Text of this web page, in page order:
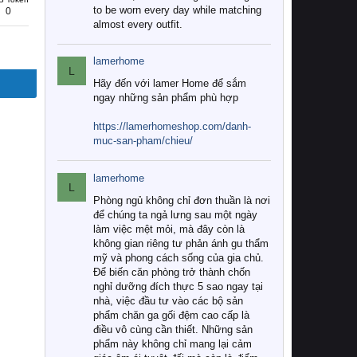
0
to be worn every day while matching
almost every outfit.
L
lamerhome
Hãy đến với lamer Home để sắm
ngay những sản phẩm phù hợp
https://lamerhomeshop.com/danh-
muc-san-pham/chieu/
L
lamerhome
Phòng ngủ không chỉ đơn thuần là nơi
để chúng ta ngả lưng sau một ngày
làm việc mệt mỏi, mà đây còn là
không gian riêng tư phản ánh gu thẩm
mỹ và phong cách sống của gia chủ.
Để biến căn phòng trở thành chốn
nghỉ dưỡng đích thực 5 sao ngay tại
nhà, việc đầu tư vào các bộ sản
phẩm chăn ga gối đệm cao cấp là
điều vô cùng cần thiết. Những sản
phẩm này không chỉ mang lại cảm